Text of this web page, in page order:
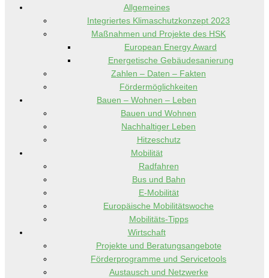
Allgemeines
Integriertes Klimaschutzkonzept 2023
Maßnahmen und Projekte des HSK
European Energy Award
Energetische Gebäudesanierung
Zahlen – Daten – Fakten
Fördermöglichkeiten
Bauen – Wohnen – Leben
Bauen und Wohnen
Nachhaltiger Leben
Hitzeschutz
Mobilität
Radfahren
Bus und Bahn
E-Mobilität
Europäische Mobilitätswoche
Mobilitäts-Tipps
Wirtschaft
Projekte und Beratungsangebote
Förderprogramme und Servicetools
Austausch und Netzwerke